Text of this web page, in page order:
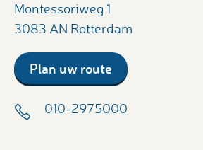
Montessoriweg 1
3083 AN Rotterdam
Plan uw route
010-2975000